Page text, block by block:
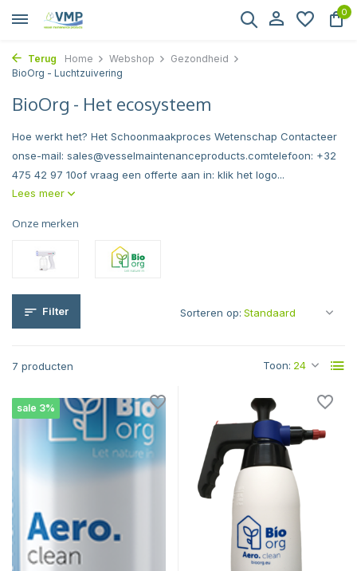
0
Terug Home Webshop
Gezondheid
BioOrg - Luchtzuivering
BioOrg - Het ecosysteem
Hoe werkt het? Het Schoonmaakproces Wetenschap Contacteer
onse-mail: sales@vesselmaintenanceproducts.comtelefoon: +32
475 42 97 10of vraag een offerte aan in: klik het logo...
Lees meer
Onze merken
Filter
7 producten Toon:
Sorteren op:
sale 3%